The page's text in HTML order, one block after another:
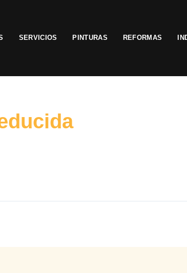
SERVICIOS PINTURAS REFORMAS